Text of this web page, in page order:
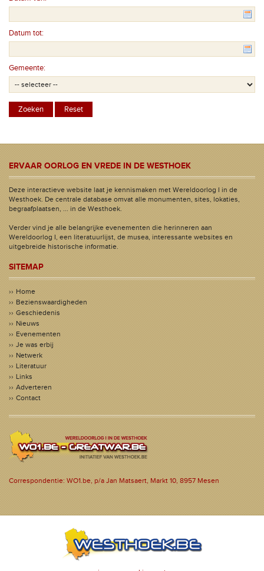
Datum tot:
Gemeente:
ERVAAR OORLOG EN VREDE IN DE WESTHOEK
Deze interactieve website laat je kennismaken met Wereldoorlog I in de
Westhoek. De centrale database omvat alle monumenten, sites, lokaties,
begraafplaatsen, ... in de Westhoek.
Verder vind je alle belangrijke evenementen die herinneren aan
Wereldoorlog I, een literatuurlijst, de musea, interessante websites en
uitgebreide historische informatie.
SITEMAP
Home
Bezienswaardigheden
Geschiedenis
Nieuws
Evenementen
Je was erbij
Netwerk
Literatuur
Links
Adverteren
Contact
Correspondentie: WO1.be, p/a Jan Matsaert, Markt 10, 8957 Mesen